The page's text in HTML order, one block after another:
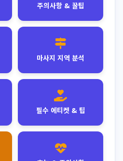
주의사항 & 꿀팁
마사지 지역 분석
필수 에티켓 & 팁